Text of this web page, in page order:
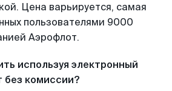
Цена варьируется, самая
пользователями 9000
Аэрофлот.
используя электронный
без комиссии?